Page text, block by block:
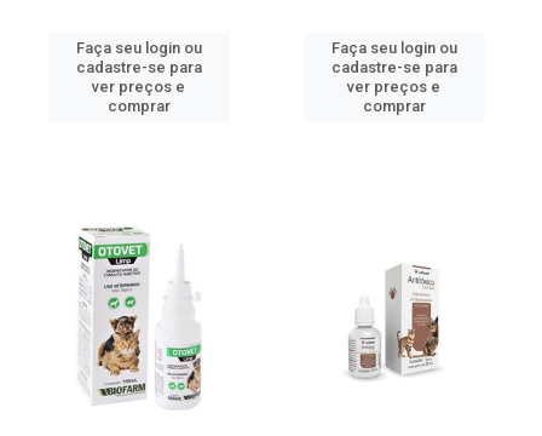
Faça seu login ou
cadastre-se para
ver preços e
comprar
Faça seu login ou
cadastre-se para
ver preços e
comprar